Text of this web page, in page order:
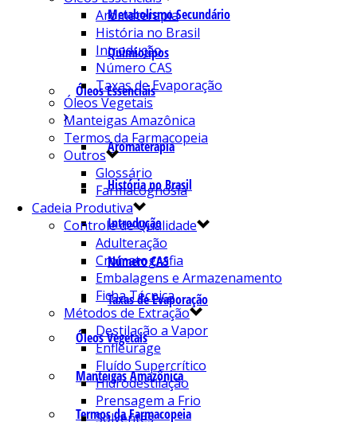
Metabolismo Secundário
Quimiotipos
Óleos Essenciais
Aromaterapia
História no Brasil
Introdução
Número CAS
Taxas de Evaporação
Óleos Vegetais
Manteigas Amazônica
Termos da Farmacopeia
Aromaterapia
História no Brasil
Introdução
Número CAS
Taxas de Evaporação
Óleos Vegetais
Manteigas Amazônica
Termos da Farmacopeia
Outros
Glossário
Farmacognosia
Cadeia Produtiva
Controle de Qualidade
Adulteração
Cromatografia
Embalagens e Armazenamento
Ficha Técnica
Métodos de Extração
Destilação a Vapor
Enfleurage
Fluído Supercrítico
Hidrodestilação
Prensagem a Frio
Solventes